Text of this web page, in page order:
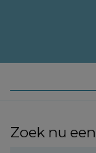
Zoek nu